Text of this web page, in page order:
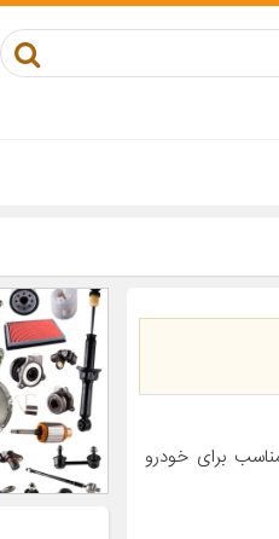
توضیحات مدل خودرو سوناتا ۶ سیلندر مناسب برای خودرو